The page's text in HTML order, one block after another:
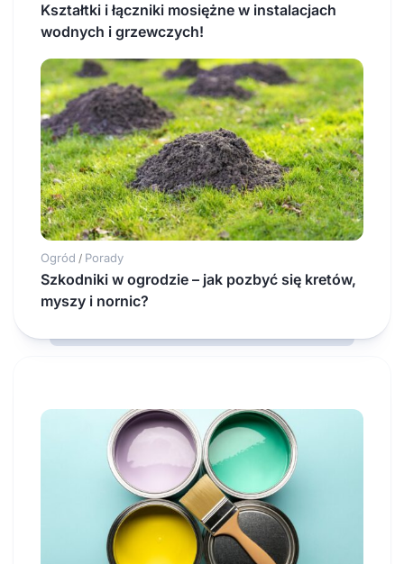
Kształtki i łączniki mosiężne w instalacjach
wodnych i grzewczych!
Ogród / Porady
Szkodniki w ogrodzie – jak pozbyć się kretów,
myszy i nornic?